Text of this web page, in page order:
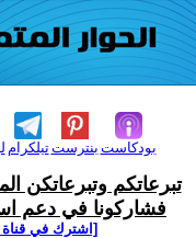
تيلكرامبنترست بودكاست
تبرعاتكم وتبرعاتكن
فشاركونا في دعم
[اشترك في قناة